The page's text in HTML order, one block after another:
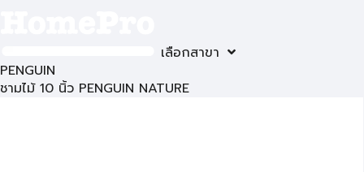
เลือกสาขา
PENGUIN
ชามไม้ 10 นิ้ว PENGUIN NATURE